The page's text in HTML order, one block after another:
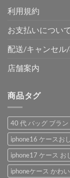
利用規約
お支払いについて
配送/キャンセル
店舗案内
商品タグ
40 代 バッグ ブラン
iphone16 ケースお
iphone17 ケース お
iphoneケース かわ